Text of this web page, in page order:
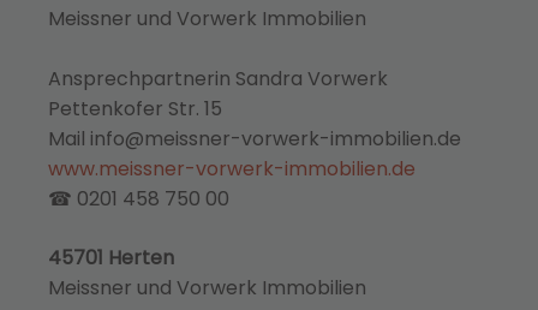
Meissner und Vorwerk Immobilien
Ansprechpartnerin Sandra Vorwerk
Pettenkofer Str. 15
Mail info@meissner-vorwerk-immobilien.de
www.meissner-vorwerk-immobilien.de
☎ 0201 458 750 00
45701 Herten
Meissner und Vorwerk Immobilien